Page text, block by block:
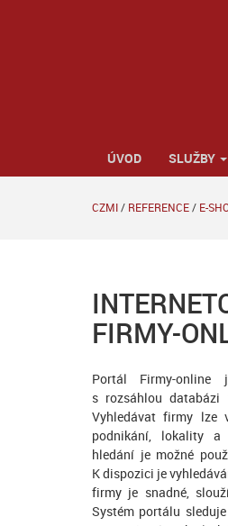
ÚVOD SLUŽBY
CZMI/ REFERENCE/ E-
FIRMY-
Portál Firmy-online
s rozsáhlou
Vyhledávat firmy lze
podnikání, lokality a
hledání je možné
K dispozici je
firmy je snadné,
Systém portálu